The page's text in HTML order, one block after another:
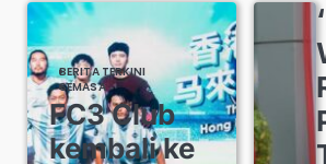
BERITA TERKINI
SEMASA
FC3 Club
kembali ke